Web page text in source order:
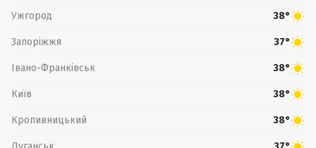
Ужгород 38°
Запоріжжя 37°
Івано-Франківськ 38°
Київ 38°
Кропивницький 38°